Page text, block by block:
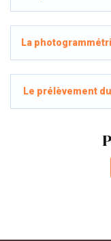
La
Le prélèvement